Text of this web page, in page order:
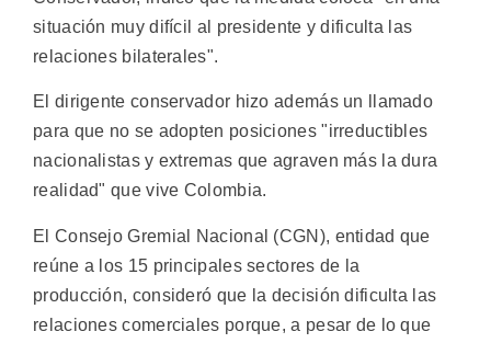
situación muy difícil al presidente y dificulta las
relaciones bilaterales".
El dirigente conservador hizo además un llamado
para que no se adopten posiciones "irreductibles
nacionalistas y extremas que agraven más la dura
realidad" que vive Colombia.
El Consejo Gremial Nacional (CGN), entidad que
reúne a los 15 principales sectores de la
producción, consideró que la decisión dificulta las
relaciones comerciales porque, a pesar de lo que